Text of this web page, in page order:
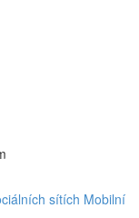
sítích Mobilní